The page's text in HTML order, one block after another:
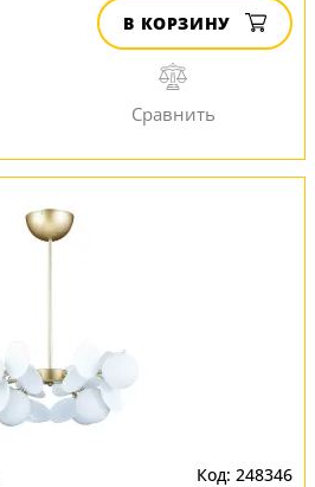
В КОРЗИНУ
248346